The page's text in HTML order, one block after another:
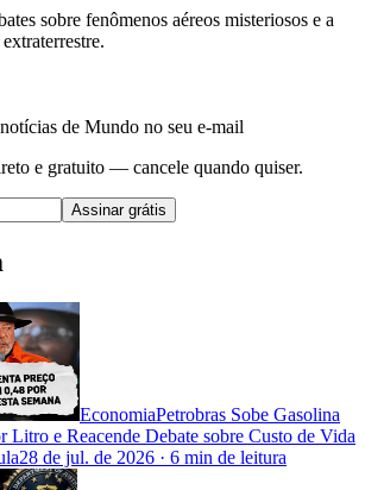
sobre fenômenos aéreos misteriosos e a
de Mundo no seu e-mail
e gratuito — cancele quando quiser.
Assinar grátis
EconomiaPetrobras Sobe Gasolina
Litro e Reacende Debate sobre Custo de Vida
28 de jul. de 2026 · 6 min de leitura